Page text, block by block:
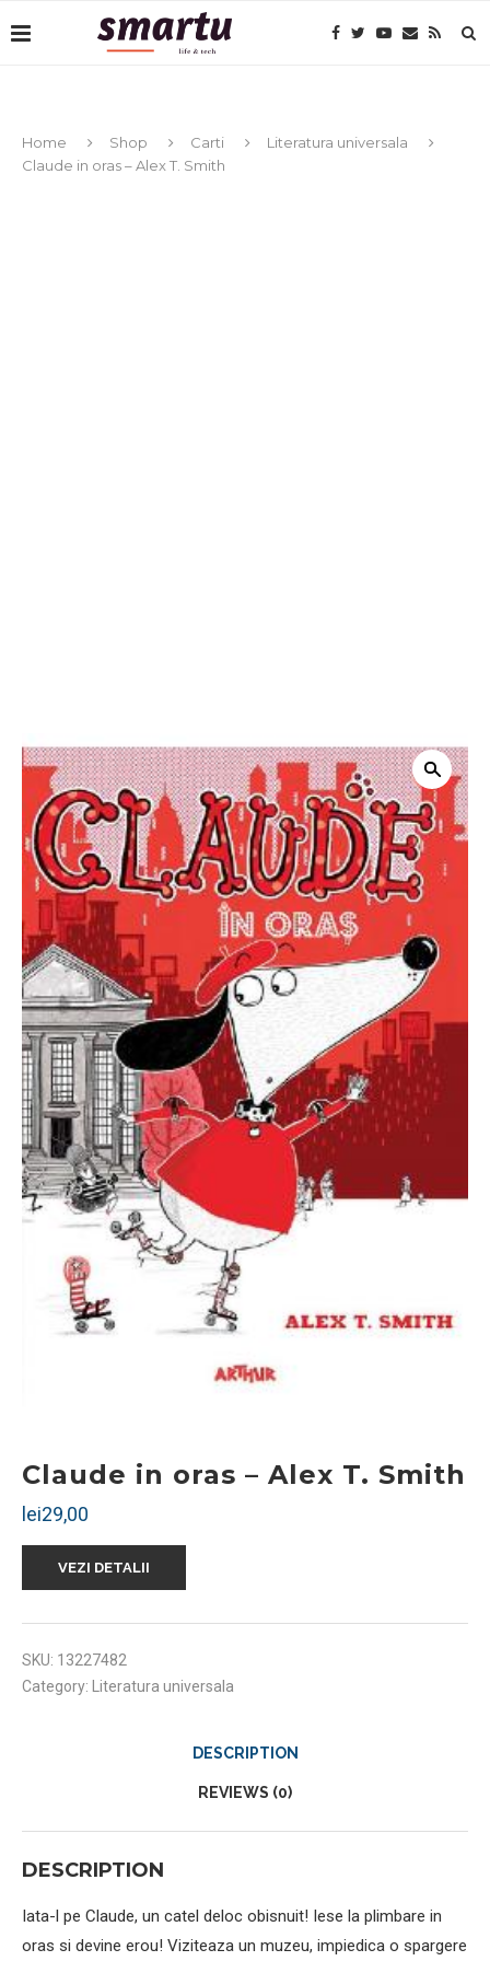
Home Shop Carti
Literatura universala
Claude in oras – Alex T. Smith
Claude in oras – Alex T. Smith
lei29,00
VEZI DETALII
SKU: 13227482
Category:
Literatura universala
DESCRIPTION
REVIEWS (0)
DESCRIPTION
Iata-l pe Claude, un catel deloc obisnuit! Iese la plimbare in
oras si devine erou! Viziteaza un muzeu, impiedica o spargere